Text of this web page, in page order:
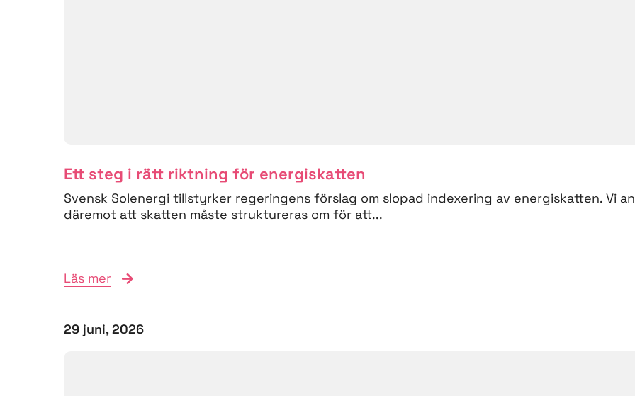
Ett steg i rätt riktning för energiskatten
Svensk Solenergi tillstyrker regeringens förslag om slopad indexering av energiskatten. Vi
däremot att skatten måste struktureras om för att...
Läs mer
29 juni, 2026